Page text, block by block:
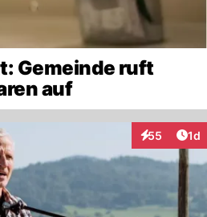
Gemeinde ruft
auf
55
Interaktionen
1d